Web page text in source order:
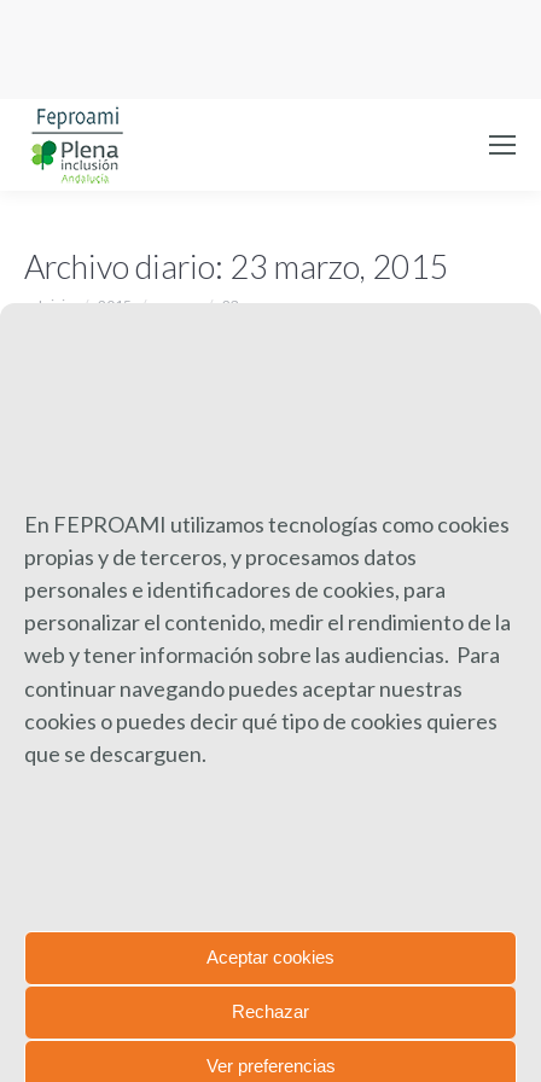
En FEPROAMI utilizamos tecnologías como cookies
propias y de terceros, y procesamos datos
personales e identificadores de cookies, para
personalizar el contenido, medir el rendimiento de la
web ytener información sobre las audiencias. Para
continuar navegando puedes aceptar nuestras
cookies o puedes decir qué tipo de cookies quieres
que se descarguen.
Aceptar cookies
Rechazar
Ver preferencias
Archivo diario: 23 marzo, 2015
Estás aquí:
Inicio 2015 23
Noticias,Sin categoría PorFeproami
23 marzo, 2015
todas las regiones del mundo, declaró por